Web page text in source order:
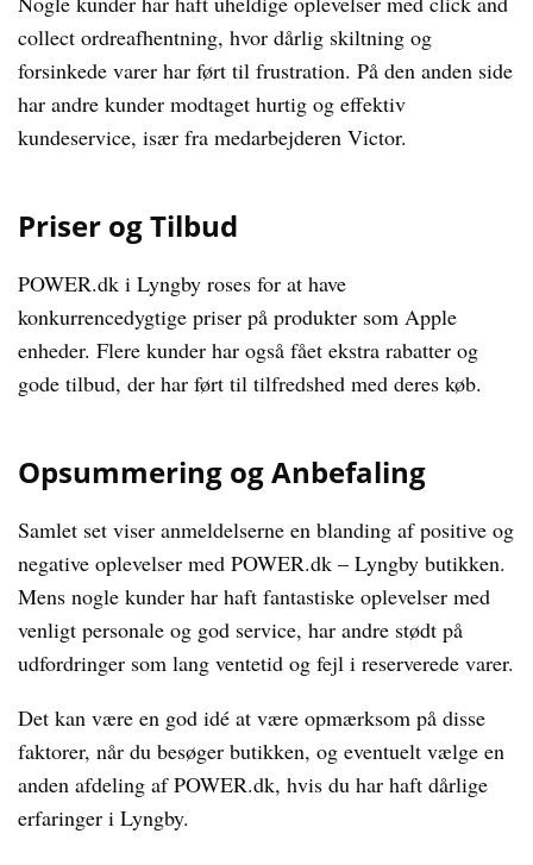
collect ordreafhentning, hvor dårlig skiltning og
forsinkede varer har ført til frustration. På den anden side
har andre kunder modtaget hurtig og effektiv
kundeservice, især fra medarbejderen Victor.
Priser og Tilbud
POWER.dk i Lyngby roses for at have
konkurrencedygtige priser på produkter som Apple
enheder. Flere kunder har også fået ekstra rabatter og
gode tilbud, der har ført til tilfredshed med deres køb.
Opsummering og Anbefaling
Samlet set viser anmeldelserne en blanding af positive og
negative oplevelser med POWER.dk – Lyngby butikken.
Mens nogle kunder har haft fantastiske oplevelser med
venligt personale og god service, har andre stødt på
udfordringer som lang ventetid og fejl i reserverede varer.
Det kan være en god idé at være opmærksom på disse
faktorer, når du besøger butikken, og eventuelt vælge en
anden afdeling af POWER.dk, hvis du har haft dårlige
erfaringer i Lyngby.